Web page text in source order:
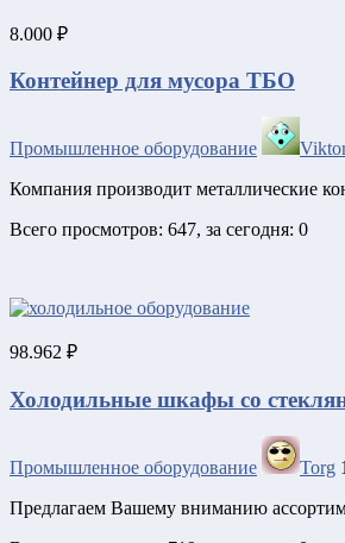
8.000 ₽
Контейнер для мусора ТБО
Промышленное оборудование
Компания производит металлические
Всего просмотров: 647, за сегодня: 0
98.962 ₽
Холодильные шкафы со
Промышленное оборудование Torg
Предлагаем Вашему вниманию